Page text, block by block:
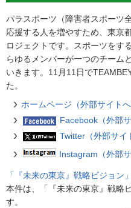
パラスポーツ（障害者スポーツ
応援する人を増やすため、東京
ロジェクトです。スポーツをす
らゆるメンバーが一つのチーム
いきます。11月11日で
た。
ホームページ（外部サイトへ
Facebook（外部
Twitter（外部サイ
Instagram（外部
「『未来の東京』戦略ビジョン」
本件は、「『未来の東京』戦略
す。